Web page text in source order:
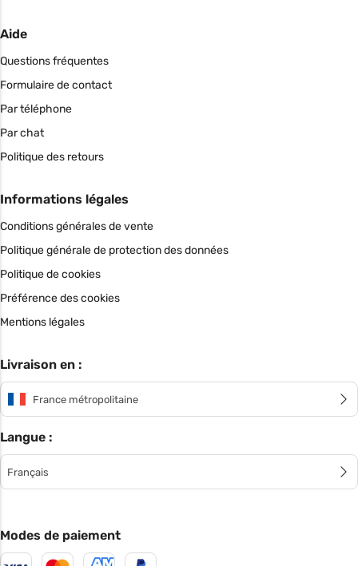
Aide
Questions fréquentes
Formulaire de contact
Par téléphone
Par chat
Politique des retours
Informations légales
Conditions générales de vente
Politique générale de protection des données
Politique de cookies
Préférence des cookies
Mentions légales
Livraison en :
France métropolitaine
Langue :
Français
Modes de paiement